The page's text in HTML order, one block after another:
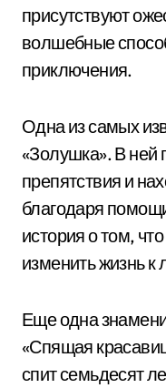
присутствуют
волшебные
приключения.
Одна из самых
«Золушка». В ней
препятствия и
благодаря
история о том,
изменить жизнь
Еще одна
«Спящая
спит семьдесят